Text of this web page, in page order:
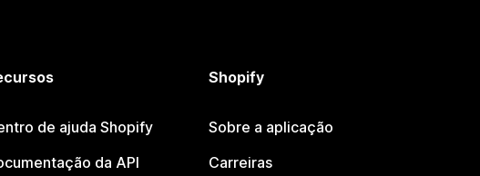
de ajuda Shopify
da API
Shopify
Sobre a aplicação
Carreiras